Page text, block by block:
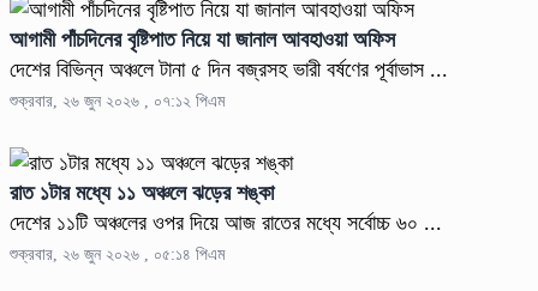
আগামী পাঁচদিনের বৃষ্টিপাত নিয়ে যা জানাল আবহাওয়া অফিস
দেশের বিভিন্ন অঞ্চলে টানা ৫ দিন বজ্রসহ ভারী বর্ষণের পূর্বাভাস ...
শুক্রবার, ২৬ জুন ২০২৬ , ০৭:১২ পিএম
রাত ১টার মধ্যে ১১ অঞ্চলে ঝড়ের শঙ্কা
দেশের ১১টি অঞ্চলের ওপর দিয়ে আজ রাতের মধ্যে সর্বোচ্চ ৬০ ...
শুক্রবার, ২৬ জুন ২০২৬ , ০৫:১৪ পিএম